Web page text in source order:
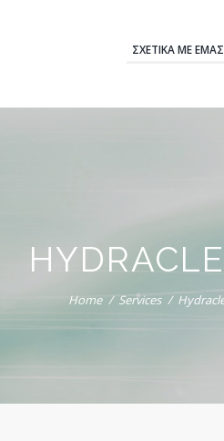
ΣΧΕΤΙΚΆ ΜΕ ΕΜΆΣ
Home Services